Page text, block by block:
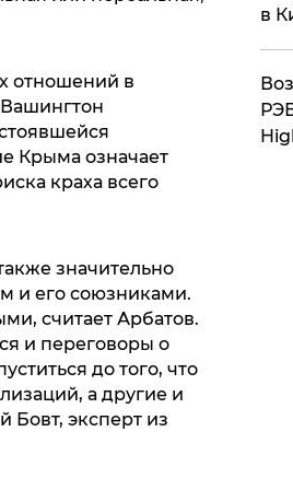
отношений в
Крыма означает
краха всего
значительно
и его союзниками.
считает Арбатов.
и переговоры о
до того, что
а другие и
Бовт, эксперт из
в